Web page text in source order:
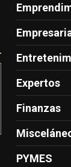
Expertos
Finanzas
PYMES